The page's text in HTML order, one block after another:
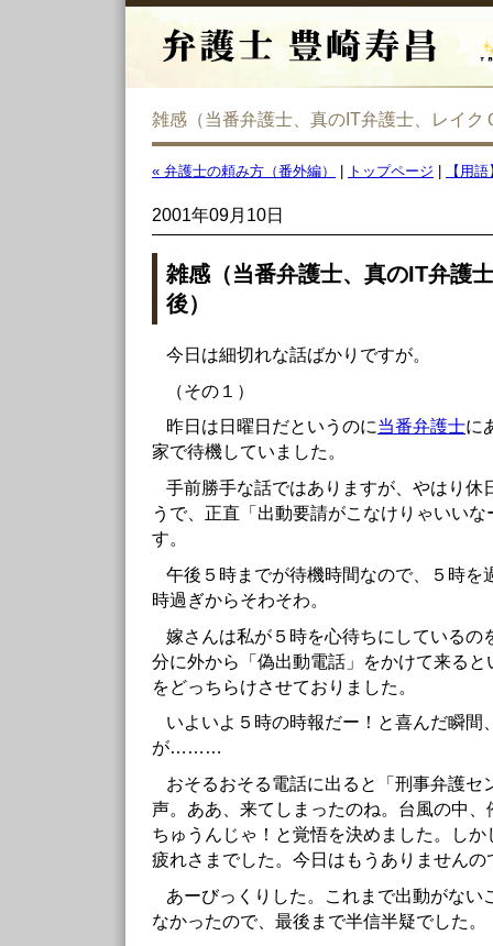
雑感（当番弁護士、真のIT弁護士、レイク
« 弁護士の頼み方（番外編） トップページ 【用
2001年09月10日
雑感（当番弁護士、真のIT弁護
後）
今日は細切れな話ばかりですが。
（その１）
昨日は日曜日だというのに当番弁護士に
家で待機していました。
手前勝手な話ではありますが、やはり休
うで、正直「出動要請がこなけりゃいい
す。
午後５時までが待機時間なので、５時を
時過ぎからそわそわ。
嫁さんは私が５時を心待ちにしているの
分に外から「偽出動電話」をかけて来る
をどっちらけさせておりました。
いよいよ５時の時報だー！と喜んだ瞬間
が………
おそるおそる電話に出ると「刑事弁護セ
声。ああ、来てしまったのね。台風の中
ちゅうんじゃ！と覚悟を決めました。し
疲れさまでした。今日はもうありませんの
あーびっくりした。これまで出動がない
なかったので、最後まで半信半疑でした。